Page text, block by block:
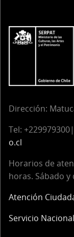
Dirección:
Tel:
o.cl
Horarios de
horas. Sábado y
Atención
Servicio